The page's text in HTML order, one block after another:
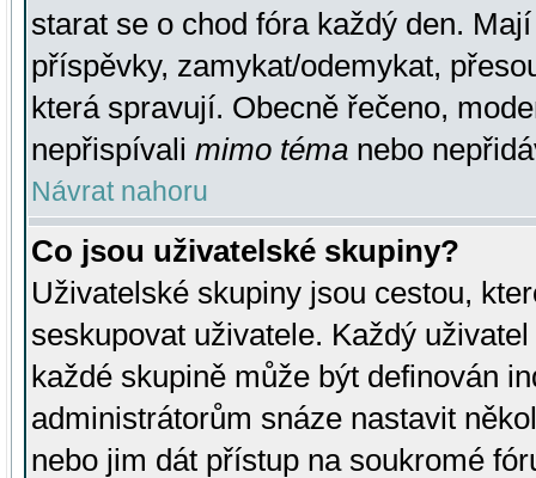
starat se o chod fóra každý den.
příspěvky, zamykat/odemykat,
která spravují. Obecně řečeno,
nepřispívali mimo téma nebo
Návrat nahoru
Co jsou uživatelské skupiny?
Uživatelské skupiny jsou cestou,
seskupovat uživatele. Každý
každé skupině může být definován
administrátorům snáze nastavit
nebo jim dát přístup na soukromé